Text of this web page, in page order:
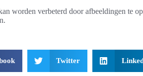
worden verbeterd door afbeeldingen te
Twitter